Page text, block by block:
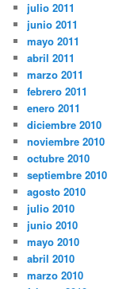
julio 2011
junio 2011
mayo 2011
abril 2011
marzo 2011
febrero 2011
enero 2011
diciembre 2010
noviembre 2010
octubre 2010
septiembre 2010
agosto 2010
julio 2010
junio 2010
mayo 2010
abril 2010
marzo 2010